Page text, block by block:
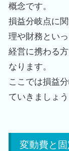
概念です。
損益分岐点に
理や財務とい
経営に携わる
なります。
ここでは損益
ていきましょう
変動費と